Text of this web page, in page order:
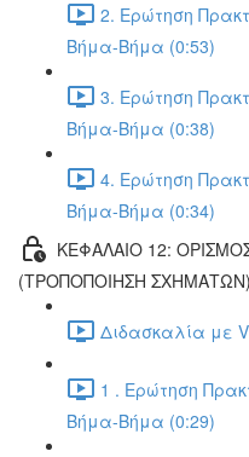
2. Ερώτηση
Βήμα-Βήμα (0:53)
3. Ερώτηση
Βήμα-Βήμα (0:38)
4. Ερώτηση
Βήμα-Βήμα (0:34)
ΚΕΦΑΛΑΙΟ 12:
(ΤΡΟΠΟΠΟΙΗΣΗ ΣΧΗΜΑΤΩΝ)
Διδασκαλία με
1 . Ερώτηση
Βήμα-Βήμα (0:29)